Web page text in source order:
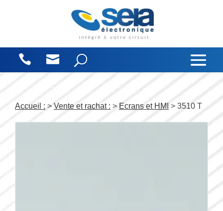
Accueil : > Vente et rachat : > Ecrans et HMI > 3510 T